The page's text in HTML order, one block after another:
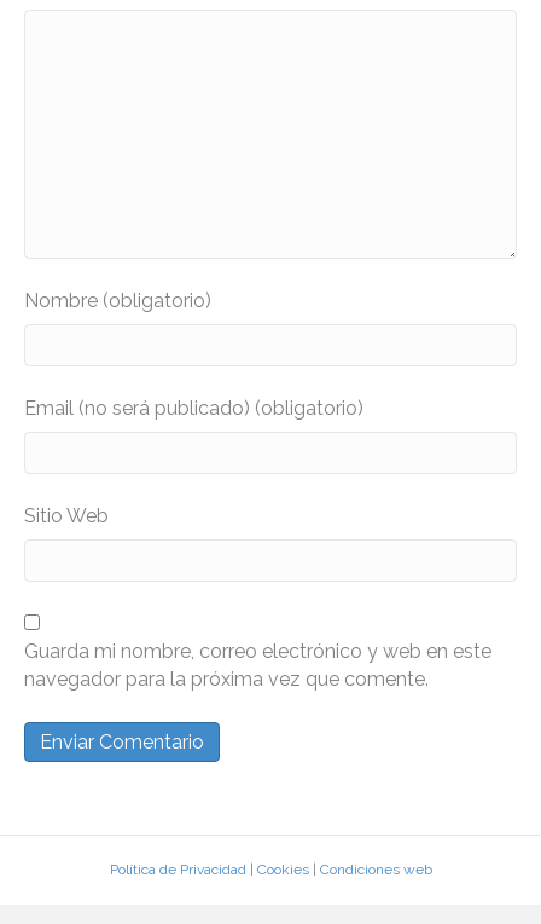
Nombre (obligatorio)
Email (no será publicado) (obligatorio)
Sitio Web
Guarda mi nombre, correo electrónico y web en este
navegador para la próxima vez que comente.
Política de Privacidad| Cookies| Condiciones web